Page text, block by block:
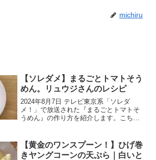
michiru
【ソレダメ】まるごとトマトそう
めん。リュウジさんのレシピ
2024年8月7日 テレビ東京系「ソレダ
メ！」で放送された『まるごとトマトそ
うめん』の作り方を紹介します。こちら
ジが時短100円グッズで調理！料理レシピ
本大賞を何度も受...
【黄金のワンスプーン！】ひげ巻
きヤングコーンの天ぷら｜白いと